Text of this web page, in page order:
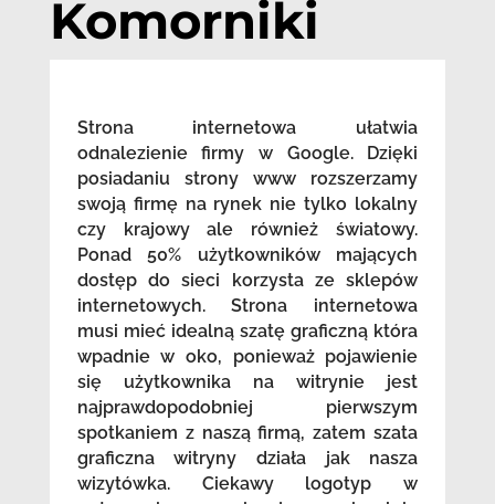
Komorniki
Strona internetowa ułatwia
odnalezienie firmy w Google. Dzięki
posiadaniu strony www rozszerzamy
swoją firmę na rynek nie tylko lokalny
czy krajowy ale również światowy.
Ponad 50% użytkowników mających
dostęp do sieci korzysta ze sklepów
internetowych. Strona internetowa
musi mieć idealną szatę graficzną która
wpadnie w oko, ponieważ pojawienie
się użytkownika na witrynie jest
najprawdopodobniej pierwszym
spotkaniem z naszą firmą, zatem szata
graficzna witryny działa jak nasza
wizytówka. Ciekawy logotyp w